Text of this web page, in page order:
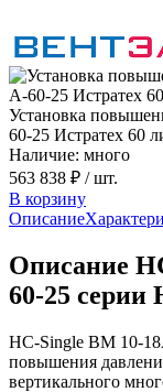
Установка
60-25 Истратех 60
Наличие: много
563 838 ₽ / шт.
В корзину
Описание
Описание
60-25 серии
HC-Single BM 10-
повышения
вертикального